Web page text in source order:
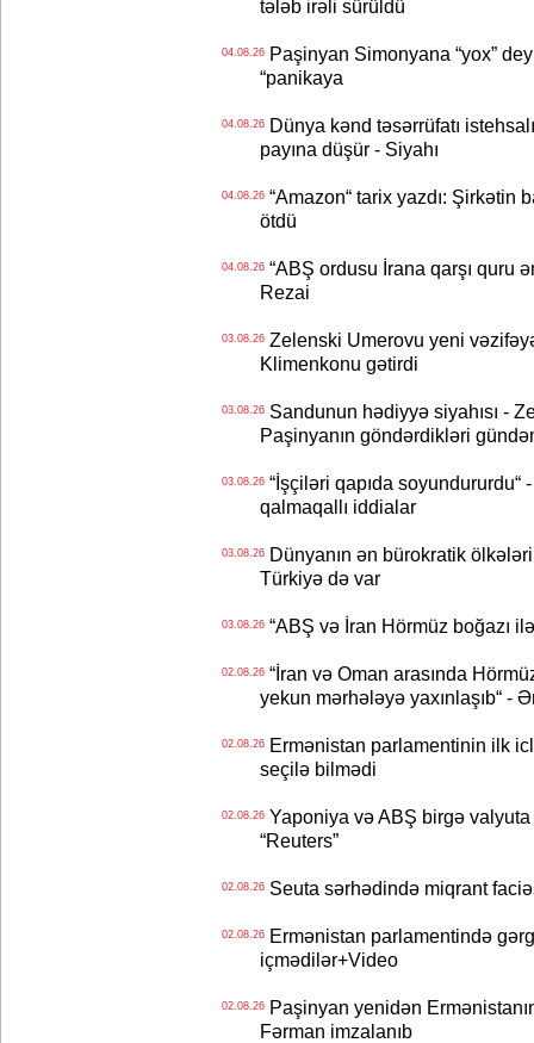
tələb irəli sürüldü
04.08.26Paşinyan Simonyana “yox”
“panikaya
04.08.26Dünya kənd təsərrüfatı
payına düşür - Siyahı
04.08.26“Amazon“ tarix yazdı: Şirkətin
ötdü
04.08.26“ABŞ ordusu İrana qarşı quru
Rezai
03.08.26Zelenski Umerovu yeni
Klimenkonu gətirdi
03.08.26Sandunun hədiyyə siyahısı -
Paşinyanın göndərdikləri
03.08.26“İşçiləri qapıda soyundururdu“
qalmaqallı iddialar
03.08.26Dünyanın ən bürokratik ölkələri
Türkiyə də var
03.08.26“ABŞ və İran Hörmüz boğazı ilə
02.08.26“İran və Oman arasında
yekun mərhələyə yaxınlaşıb“ -
02.08.26Ermənistan parlamentinin ilk
seçilə bilmədi
02.08.26Yaponiya və ABŞ birgə valyuta
“Reuters”
02.08.26Seuta sərhədində miqrant
02.08.26Ermənistan parlamentində
içmədilər+Video
02.08.26Paşinyan yenidən
Fərman imzalanıb